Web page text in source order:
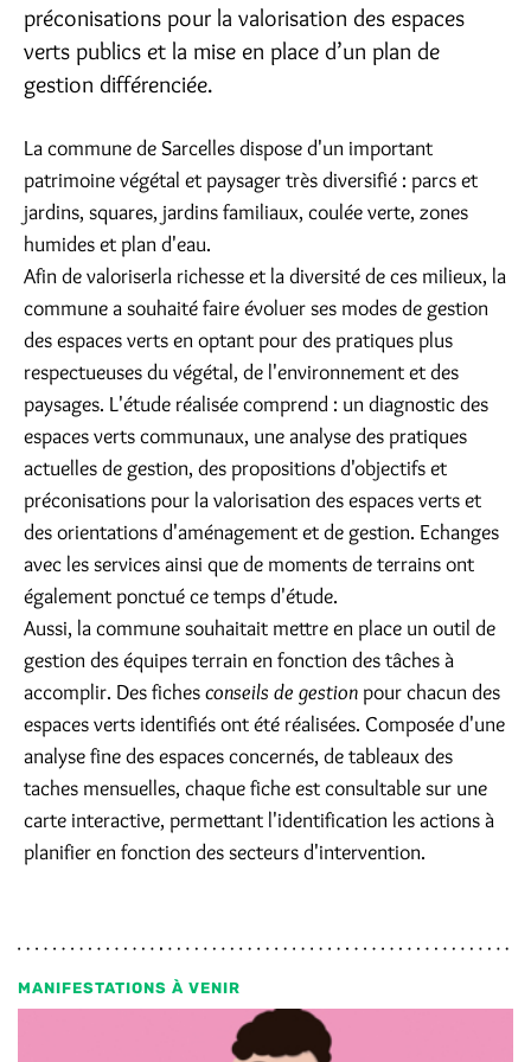
préconisations pour la valorisation des espaces
verts publics et la mise en place d’un plan de
gestion différenciée.
La commune de Sarcelles dispose d'un important
patrimoine végétal et paysager très diversifié : parcs et
jardins, squares, jardins familiaux, coulée verte, zones
humides et plan d'eau.
Afin de valoriserla richesse et la diversité de ces milieux, la
commune a souhaité faire évoluer ses modes de gestion
des espaces verts en optant pour des pratiques plus
respectueuses du végétal, de l'environnement et des
paysages. L'étude réalisée comprend : un diagnostic des
espaces verts communaux, une analyse des pratiques
actuelles de gestion, des propositions d'objectifs et
préconisations pour la valorisation des espaces verts et
des orientations d'aménagement et de gestion. Echanges
avec les services ainsi que de moments de terrains ont
également ponctué ce temps d'étude.
Aussi, la commune souhaitait mettre en place un outil de
gestion des équipes terrain en fonction des tâches à
accomplir. Des fichesconseils de gestion pour chacun des
espaces verts identifiés ont été réalisées. Composée d'une
analyse fine des espaces concernés, de tableaux des
taches mensuelles, chaque fiche est consultable sur une
carte interactive, permettant l'identification les actions à
planifier en fonction des secteurs d'intervention.
MANIFESTATIONS À VENIR